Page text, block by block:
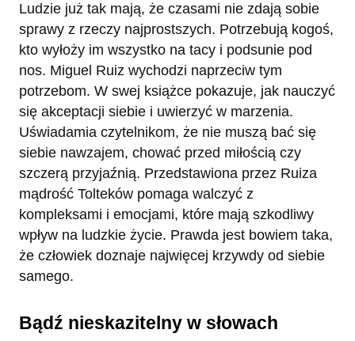
Ludzie już tak mają, że czasami nie zdają sobie
sprawy z rzeczy najprostszych. Potrzebują kogoś,
kto wyłoży im wszystko na tacy i podsunie pod
nos. Miguel Ruiz wychodzi naprzeciw tym
potrzebom. W swej książce pokazuje, jak nauczyć
się akceptacji siebie i uwierzyć w marzenia.
Uświadamia czytelnikom, że nie muszą bać się
siebie nawzajem, chować przed miłością czy
szczerą przyjaźnią. Przedstawiona przez Ruiza
mądrość Tolteków pomaga walczyć z
kompleksami i emocjami, które mają szkodliwy
wpływ na ludzkie życie. Prawda jest bowiem taka,
że człowiek doznaje najwięcej krzywdy od siebie
samego.
Bądź nieskazitelny w słowach